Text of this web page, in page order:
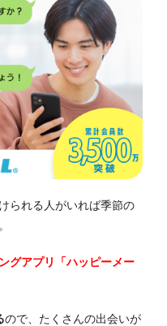
られる人がいれば季節の
グアプリ「ハッピーメー
ので、たくさんの出会いが